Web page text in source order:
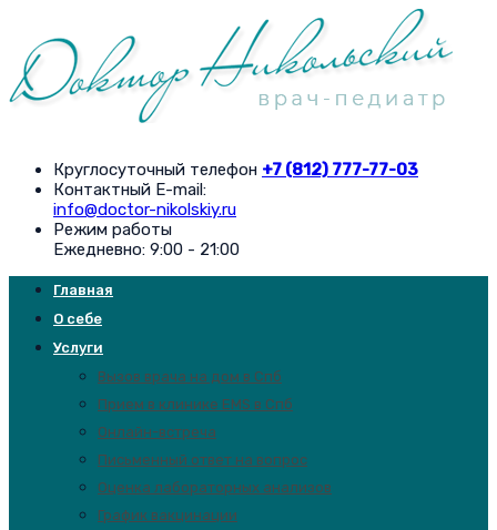
Круглосуточный телефон +7 (812) 777-77-03
Контактный E-mail:
info@doctor-nikolskiy.ru
Режим работы
Ежедневно: 9:00 - 21:00
Главная
О себе
Услуги
Вызов врача на дом в Спб
Прием в клинике EMS в Спб
Онлайн-встреча
Письменный ответ на вопрос
Оценка лабораторных анализов
График вакцинации